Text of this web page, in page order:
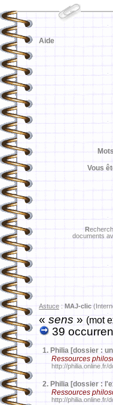
Aide
Vous
R
documents
Astuce : MAJ-clic
«sens »(mot
39
1. Philia [dossier :
Ressources
http://philia.online.fr/
2. Philia [dossier :
Ressources
http://philia.online.fr/